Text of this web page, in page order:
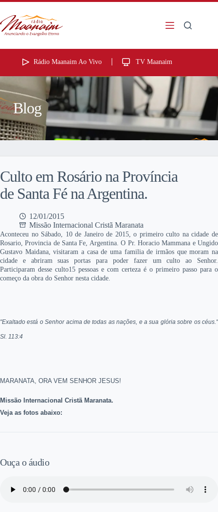
Rádio Maanaim Ao Vivo TV Maanaim
Blog
Culto em Rosário na Província
de Santa Fé na Argentina.
12/01/2015
Missão Internacional Cristã Maranata
Aconteceu no Sábado, 10 de Janeiro de 2015, o primeiro culto na cidade de
Rosario, Provincia de Santa Fe, Argentina. O Pr. Horacio Mammana e Ungido
Gustavo Maidana, visitaram a casa de uma familia de irmãos que moram na
cidade e abriram suas portas para poder fazer um culto ao Senhor.
Participaram desse culto15 pessoas e com certeza é o primeiro passo para o
começo da obra do Senhor nesta cidade.
"Exaltado está o Senhor acima de todas as nações, e a sua glória sobre os céus."
Sl. 113:4
MARANATA, ORA VEM SENHOR JESUS!
Missão Internacional Cristã Maranata.
Veja as fotos abaixo:
Ouça o áudio